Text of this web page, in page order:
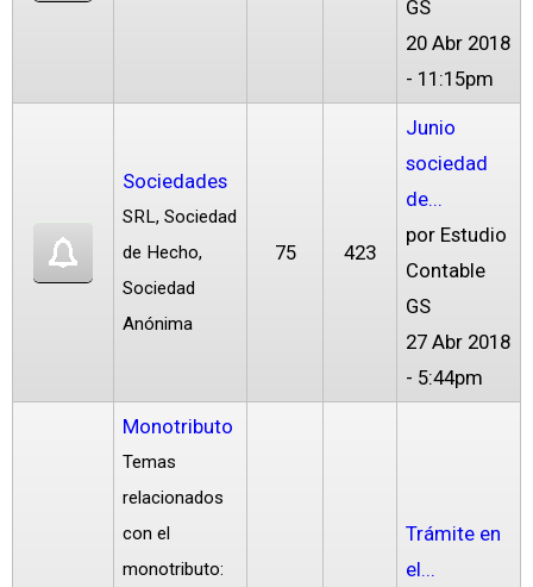
GS
20 Abr 2018
- 11:15pm
Sociedades
SRL, Sociedad
de Hecho,
Sociedad
Anónima
75 423
Junio
sociedad
de...
por Estudio
Contable
GS
27 Abr 2018
- 5:44pm
Monotributo
Temas
relacionados
con el
monotributo:
Trámite en
el...